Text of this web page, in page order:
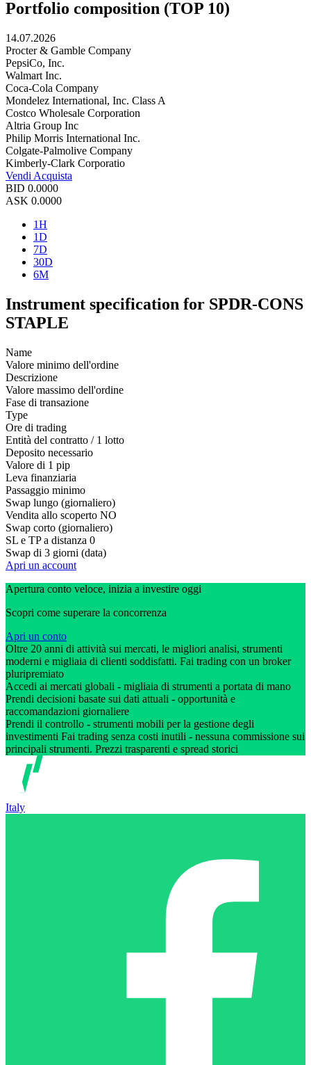
Portfolio composition (TOP 10)
14.07.2026
Procter & Gamble Company
PepsiCo, Inc.
Walmart Inc.
Coca-Cola Company
Mondelez International, Inc. Class A
Costco Wholesale Corporation
Altria Group Inc
Philip Morris International Inc.
Colgate-Palmolive Company
Kimberly-Clark Corporatio
Vendi Acquista
BID 0.0000
ASK 0.0000
1H
1D
7D
30D
6M
Instrument specification for SPDR-CONS
STAPLE
Name
Valore minimo dell'ordine
Descrizione
Valore massimo dell'ordine
Fase di transazione
Type
Ore di trading
Entità del contratto / 1 lotto
Deposito necessario
Valore di 1 pip
Leva finanziaria
Passaggio minimo
Swap lungo (giornaliero)
Vendita allo scoperto NO
Swap corto (giornaliero)
SL e TP a distanza 0
Swap di 3 giorni (data)
Apri un account
Apertura conto veloce, inizia a investire oggi
Scopri come superare la concorrenza
Apri un conto
Oltre 20 anni di attività sui mercati, le migliori analisi, strumenti
moderni e migliaia di clienti soddisfatti. Fai trading con un broker
pluripremiato
Accedi ai mercati globali - migliaia di strumenti a portata di mano
Prendi decisioni basate sui dati attuali - opportunità e
raccomandazioni giornaliere
Prendi il controllo - strumenti mobili per la gestione degli
investimenti Fai trading senza costi inutili - nessuna commissione sui
principali strumenti. Prezzi trasparenti e spread storici
Italy